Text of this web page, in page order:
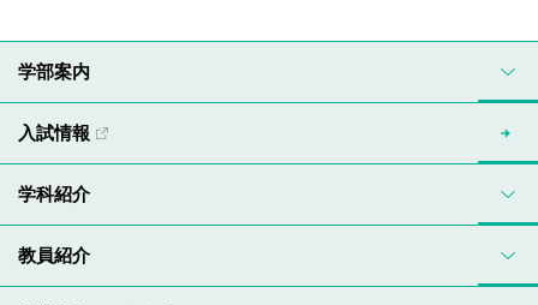
学部案内
入試情報
学科紹介
教員紹介